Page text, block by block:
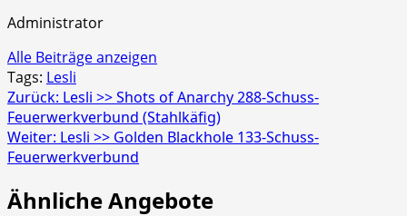
Administrator
Alle Beiträge anzeigen
Tags: Lesli
Beitragsnavigation
Zurück: Lesli >> Shots of Anarchy 288-Schuss-
Feuerwerkverbund (Stahlkäfig)
Weiter: Lesli >> Golden Blackhole 133-Schuss-
Feuerwerkverbund
Ähnliche Angebote